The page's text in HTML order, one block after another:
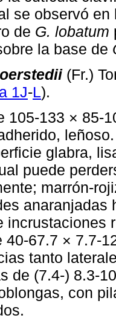
se observó
de G. lobatum
la base de
(Fr.)
1J-L).
105-133 × 85-
glabra,
puede
marrón-
anaranjadas
incrustaciones
40-67.7 × 7.7-
tanto
de (7.4-) 8.3-
con